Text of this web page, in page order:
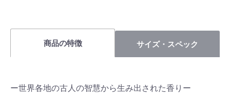
商品の特徴 サイズ・スペック
ー世界各地の古人の智慧から生み出された香りー